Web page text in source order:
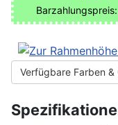
Verfügbare Farben &